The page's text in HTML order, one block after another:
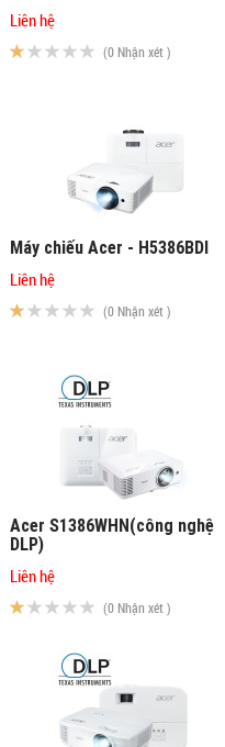
Liên hệ
(0 Nhận xét )
Máy chiếu Acer - H5386BDI
Liên hệ
(0 Nhận xét )
Acer S1386WHN(công nghệ
DLP)
Liên hệ
(0 Nhận xét )